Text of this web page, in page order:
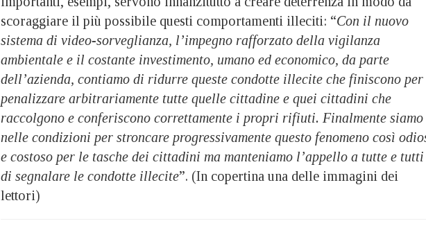
scoraggiare il più possibile questi comportamenti illeciti: “Con il nuovo
sistema di video-sorveglianza, l’impegno rafforzato della vigilanza
ambientale e il costante investimento, umano ed economico, da parte
dell’azienda, contiamo di ridurre queste condotte illecite che finiscono per
penalizzare arbitrariamente tutte quelle cittadine e quei cittadini che
raccolgono e conferiscono correttamente i propri rifiuti. Finalmente siamo
nelle condizioni per stroncare progressivamente questo fenomeno così
e costoso per le tasche dei cittadini ma manteniamo l’appello a tutte e tutti
di segnalare le condotte illecite”. (In copertina una delle immagini dei
lettori)